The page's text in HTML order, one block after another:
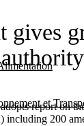
et
gives
report on
200